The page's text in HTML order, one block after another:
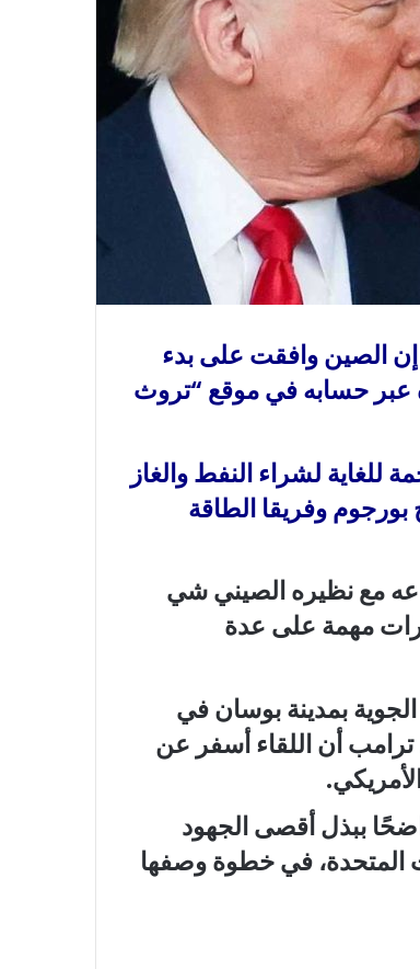
إن الصين وافقت على بدء
عبر حسابه في موقع “تروث
لشراء النفط والغاز
وفريقا الطاقة
مع نظيره الصيني شي
مهمة على عدة
بمدينة بوسان في
100 دقيقة، حيث أكد ترامب أن اللقاء أسفر عن
ببذل أقصى الجهود
المتحدة، في خطوة وصفها